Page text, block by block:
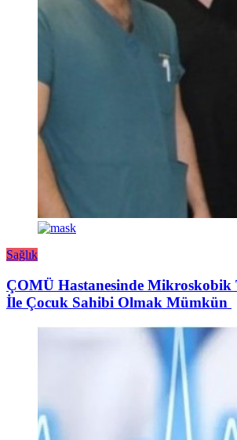
Sağlık
ÇOMÜ Hastanesinde Mikroskobik
İle Çocuk Sahibi Olmak Mümkün